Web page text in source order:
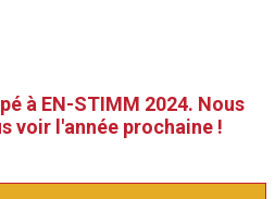
à EN-STIMM 2024. Nous
voir l'année prochaine !